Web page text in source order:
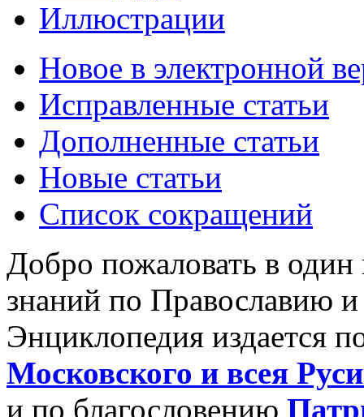
Иллюстрации
Новое в электронной
Исправленные статьи
Дополненные статьи
Новые статьи
Список сокращений
Добро пожаловать в
знаний по Православию
Энциклопедия издается
Московского и всея
и по благословению